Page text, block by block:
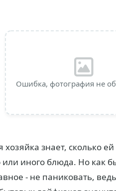
Ошибка, фотография не
хозяйка знает, сколько
иного блюда. Но как
- не паниковать,